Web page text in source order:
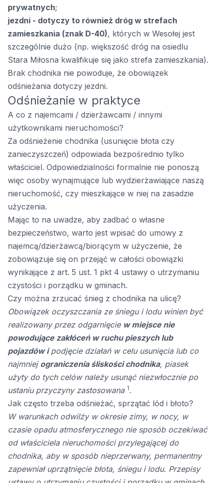
prywatnych;
jezdni - dotyczy to również dróg w strefach
zamieszkania (znak D-40), których w Wesołej jest
szczególnie dużo (np. większość dróg na osiedlu
Stara Miłosna kwalifikuje się jako strefa zamieszkania).
Brak chodnika nie powoduje, że obowiązek
odśnieżania dotyczy jezdni.
Odśnieżanie w praktyce
A co z najemcami / dzierżawcami / innymi
użytkownikami nieruchomości?
Za odśnieżenie chodnika (usunięcie błota czy
zanieczyszczeń) odpowiada bezpośrednio tylko
właściciel. Odpowiedzialności formalnie nie ponoszą
więc osoby wynajmujące lub wydzierżawiające naszą
nieruchomość, czy mieszkające w niej na zasadzie
użyczenia.
Mając to na uwadze, aby zadbać o własne
bezpieczeństwo, warto jest wpisać do umowy z
najemcą/dzierżawcą/biorącym w użyczenie, że
zobowiązuje się on przejąć w całości obowiązki
wynikające z art. 5 ust. 1 pkt 4 ustawy o utrzymaniu
czystości i porządku w gminach.
Czy można zrzucać śnieg z chodnika na ulicę?
Obowiązek oczyszczania ze śniegu i lodu winien być
realizowany przez odgarnięcie w miejsce nie
powodujące zakłóceń w ruchu pieszych lub
pojazdów i podjęcie działań w celu usunięcia lub co
najmniej ograniczenia śliskości chodnika, piasek
użyty do tych celów należy usunąć niezwłocznie po
ustaniu przyczyny zastosowana 1.
Jak często trzeba odśnieżać, sprzątać lód i błoto?
W warunkach odwilży w okresie zimy, w nocy, w
czasie opadu atmosferycznego nie sposób oczekiwać
od właściciela nieruchomości przylegającej do
chodnika, aby w sposób nieprzerwany, permanentny
zapewniał uprzątnięcie błota, śniegu i lodu. Przepisy